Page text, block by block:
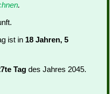
.
ist in 18 Jahren, 5
Tag des Jahres 2045.